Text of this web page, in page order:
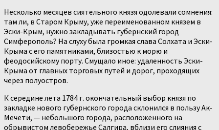
Несколько месяцев сиятельного князя одолевали сомнения:
там ли, в Старом Крыму, уже переименованном князем в
Эски-Крым, нужно закладывать губернский город
Симферополь? На слуху была громкая слава Солхата и Эски-
Крыма с его памятниками, близостью к морю и
феодосийскому порту. Смущало иное: удаленность Эски-
Крыма от главных торговых путей и дорог, проходящих
через полуостров.
К середине лета 1784 г. окончательный выбор князя по
закладке нового губернского города склонился в пользу Ак-
Мечети, — небольшого города, расположенного на
обрывистом левобережье Салгира, вблизи его слияния с